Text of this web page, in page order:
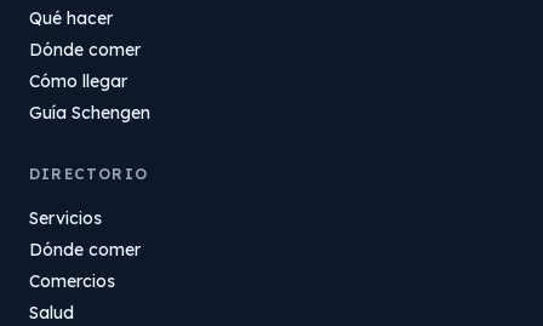
Qué hacer
Dónde comer
Cómo llegar
Guía Schengen
DIRECTORIO
Servicios
Dónde comer
Comercios
Salud